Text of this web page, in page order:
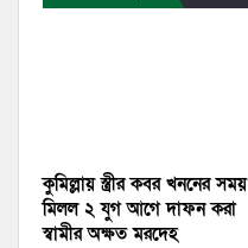
কুমিল্লায় স্ত্রীর কবর খননের সময়
মিলল ২ যুগ আগে দাফন করা
স্বামীর অক্ষত মরদেহ